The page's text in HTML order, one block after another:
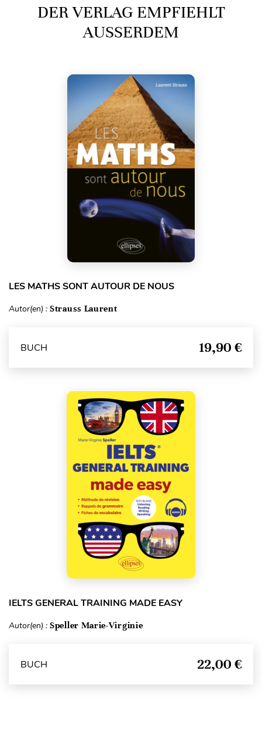
DER VERLAG EMPFIEHLT
AUSSERDEM
LES MATHS SONT AUTOUR DE NOUS
Autor(en) : Strauss Laurent
BUCH 19,90 €
IELTS GENERAL TRAINING MADE EASY
Autor(en) : Speller Marie-Virginie
BUCH 22,00 €